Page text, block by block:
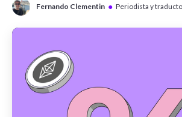
Fernando Clementin ● Periodista y